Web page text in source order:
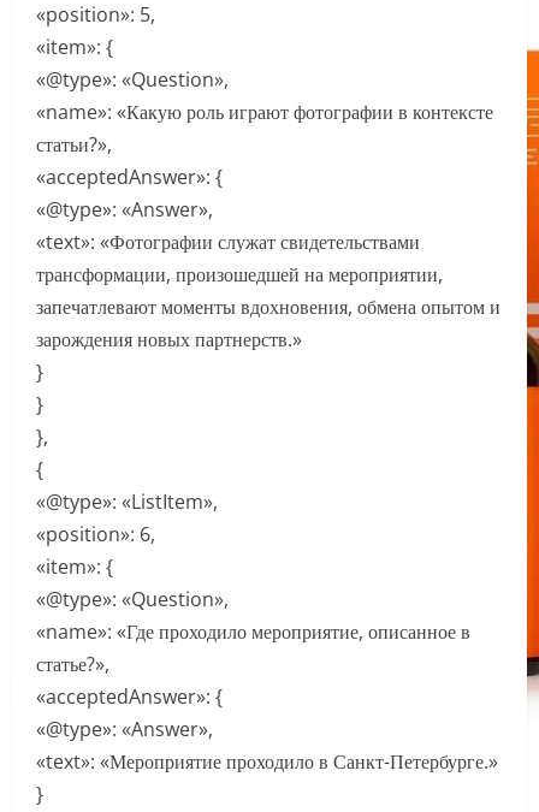
«position»: 5,
«item»: {
«@type»: «Question»,
«name»: «Какую роль играют фотографии в контексте
статьи?»,
«acceptedAnswer»: {
«@type»: «Answer»,
«text»: «Фотографии служат свидетельствами
трансформации, произошедшей на мероприятии,
запечатлевают моменты вдохновения, обмена опытом и
зарождения новых партнерств.»
}
}
},
{
«@type»: «ListItem»,
«position»: 6,
«item»: {
«@type»: «Question»,
«name»: «Где проходило мероприятие, описанное в
статье?»,
«acceptedAnswer»: {
«@type»: «Answer»,
«text»: «Мероприятие проходило в Санкт-Петербурге.»
}